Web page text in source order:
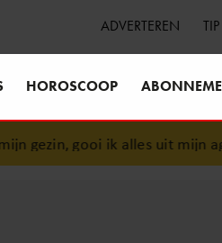
ADVERTEREN
HOROSCOOP
gezin, gooi ik alles uit mijn